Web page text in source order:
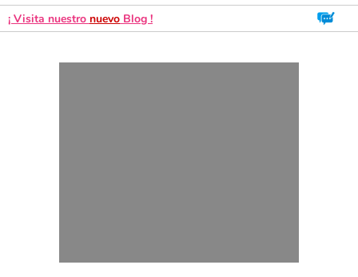
¡ Visita nuestro nuevo Blog !